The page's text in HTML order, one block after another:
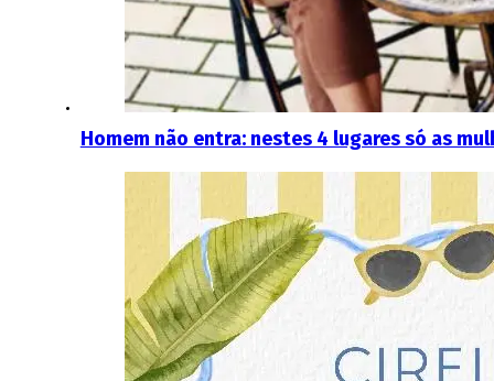
Homem não entra: nestes 4 lugares só as